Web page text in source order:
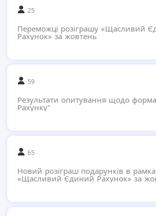
25
Переможці розіграшу «Щасливий
Рахунок» за жовтень
59
Результати опитування щодо
Рахунку"
65
Новий розіграш подарунків в
«Щасливий Єдиний Рахунок» за